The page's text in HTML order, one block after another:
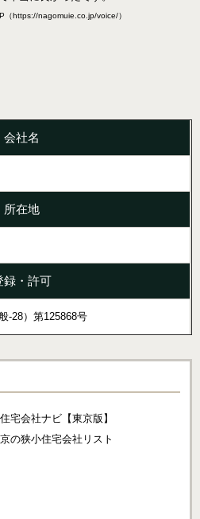
（https://nagomuie.co.jp/voice/）
会社名
所在地
録・許可
-28）第125868号
宅会社ナビ【東京版】
の狭小住宅会社リスト